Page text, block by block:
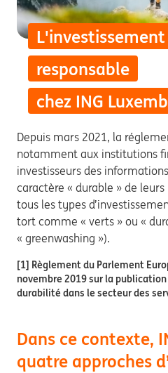
L'investissement
responsable
chez ING
Depuis mars 2021, la
notamment aux institutions
investisseurs des
caractère « durable » de
tous les types
tort comme « verts » ou «
« greenwashing »).
[1] Règlement du Parlement
novembre 2019 sur la
durabilité dans le secteur des
Dans ce contexte,
quatre approches